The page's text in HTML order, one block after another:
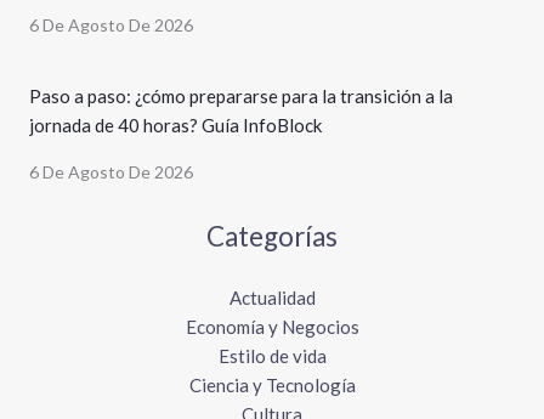
6 De Agosto De 2026
Paso a paso: ¿cómo prepararse para la transición a la
jornada de 40 horas? Guía InfoBlock
6 De Agosto De 2026
Categorías
Actualidad
Economía y Negocios
Estilo de vida
Ciencia y Tecnología
Cultura